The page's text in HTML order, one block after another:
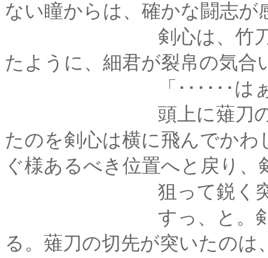
ない瞳からは、確かな闘志が
剣心は、竹刀を青眼
たように、細君が裂帛の気
「･･････はぁ
頭上に薙刀の刃先が
たのを剣心は横に飛んでか
ぐ様あるべき位置へと戻り、
狙って鋭く突きを
すっ、と。剣心は膝
る。薙刀の切先が突いたの